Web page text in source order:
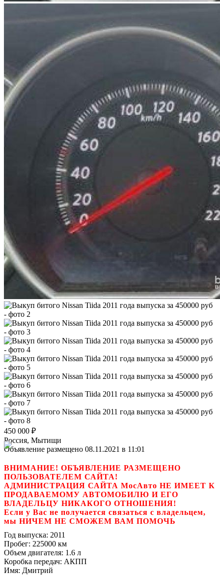
450 000 ₽
Россия, Мытищи
Объявление размещено 08.11.2021 в 11:01
ВНИМАНИЕ! ОБЪЯВЛЕНИЕ РАЗМЕЩЕНО
ПОЛЬЗОВАТЕЛЕМ САЙТА!
АДМИНИСТРАЦИЯ САЙТА МосАвто НЕ ИМЕЕТ К
ПРОДАВАЕМОМУ АВТОМОБИЛЮ И ЕГО
ВЛАДЕЛЬЦУ НИКАКОГО ОТНОШЕНИЯ!
Если у Вас не получается связаться с владельцем,
мы НИЧЕМ НЕ СМОЖЕМ ВАМ ПОМОЧЬ
Год выпуска: 2011
Пробег: 225000 км
Объем двигателя: 1.6 л
Коробка передач: АКПП
Имя: Дмитрий